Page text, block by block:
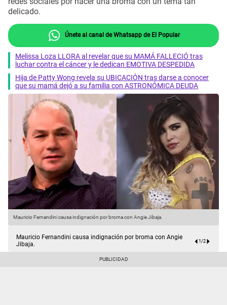
delicado.
Únete al canal de Whatsapp de El Popular
Melissa Loza LLORA al revelar que su MAMÁ FALLECIÓ tras
luchar contra el cáncer y le dedican EMOTIVA DESPEDIDA
Hija de Patty Wong revela su UBICACIÓN tras darse a conocer
que su mamá dejó a su familia con ASTRONÓMICA DEUDA
Mauricio Fernandini causa indignación por broma con Angie Jibaja.
Mauricio Fernandini causa indignación por broma con Angie
Jibaja.
1/2